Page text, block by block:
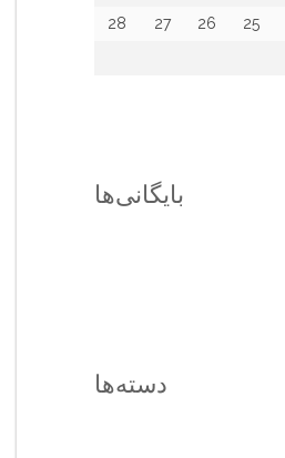
25
26
27
28
بایگانی‌ها
دسته‌ها